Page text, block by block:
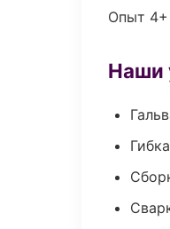
Опыт 4+
Наши